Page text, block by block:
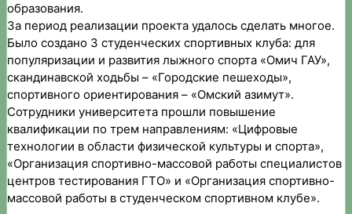
образования.
За период реализации проекта удалось сделать многое.
Было создано 3 студенческих спортивных клуба: для
популяризации и развития лыжного спорта «Омич ГАУ»,
скандинавской ходьбы – «Городские пешеходы»,
спортивного ориентирования – «Омский азимут».
Сотрудники университета прошли повышение
квалификации по трем направлениям: «Цифровые
технологии в области физической культуры и спорта»,
«Организация спортивно-массовой работы специалистов
центров тестирования ГТО» и «Организация спортивно-
массовой работы в студенческом спортивном клубе».